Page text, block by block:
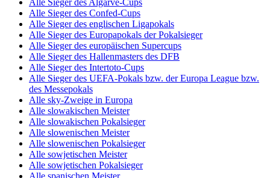
Alle Sieger des Confed-Cups
Alle Sieger des englischen Ligapokals
Alle Sieger des Europapokals der Pokalsieger
Alle Sieger des europäischen Supercups
Alle Sieger des Hallenmasters des DFB
Alle Sieger des Intertoto-Cups
Alle Sieger des UEFA-Pokals bzw. der Europa League bzw.
des Messepokals
Alle sky-Zweige in Europa
Alle slowakischen Meister
Alle slowakischen Pokalsieger
Alle slowenischen Meister
Alle slowenischen Pokalsieger
Alle sowjetischen Meister
Alle sowjetischen Pokalsieger
Alle spanischen Meister